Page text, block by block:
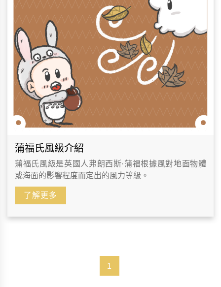
蒲福氏風級介紹
蒲福氏風級是英國人弗朗西斯·蒲福根據風對地面物體
或海面的影響程度而定出的風力等級。
了解更多
1